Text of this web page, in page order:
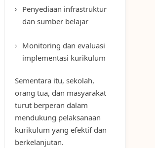
Penyediaan infrastruktur
dan sumber belajar
Monitoring dan evaluasi
implementasi kurikulum
Sementara itu, sekolah,
orang tua, dan masyarakat
turut berperan dalam
mendukung pelaksanaan
kurikulum yang efektif dan
berkelanjutan.